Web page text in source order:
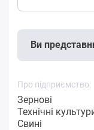
Ви
Про підприємство:
Зернові
Технічні
Свині